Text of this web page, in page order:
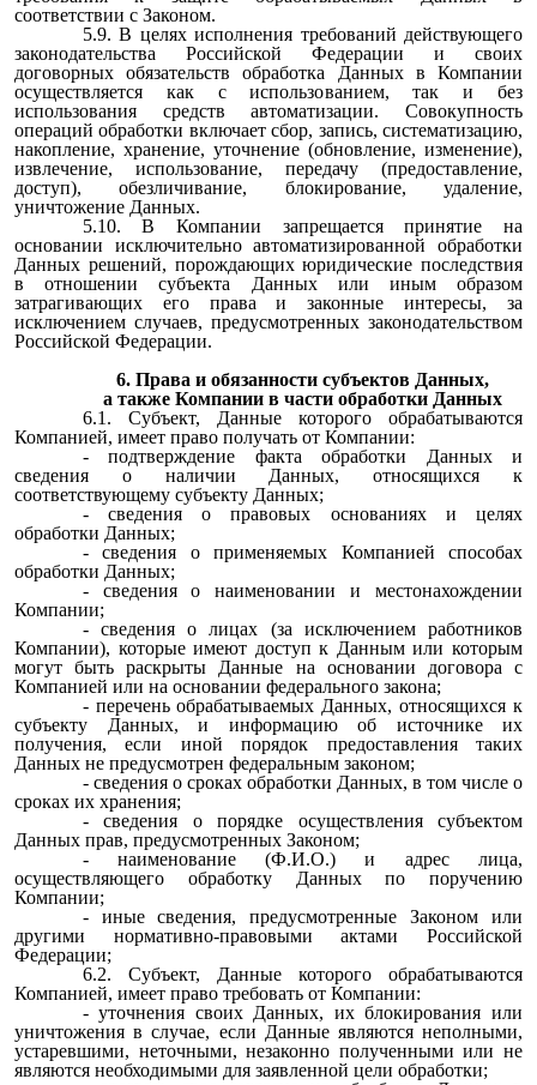
соответствии с Законом.
5.9. В целях исполнения требований действующего
законодательства Российской Федерации и своих
договорных обязательств обработка Данных в Компании
осуществляется как с использованием, так и без
использования средств автоматизации. Совокупность
операций обработки включает сбор, запись, систематизацию,
накопление, хранение, уточнение (обновление, изменение),
извлечение, использование, передачу (предоставление,
доступ), обезличивание, блокирование, удаление,
уничтожение Данных.
5.10. В Компании запрещается принятие на
основании исключительно автоматизированной обработки
Данных решений, порождающих юридические последствия
в отношении субъекта Данных или иным образом
затрагивающих его права и законные интересы, за
исключением случаев, предусмотренных законодательством
Российской Федерации.
6. Права и обязанности субъектов Данных,
а также Компании в части обработки Данных
6.1. Субъект, Данные которого обрабатываются
Компанией, имеет право получать от Компании:
- подтверждение факта обработки Данных и
сведения о наличии Данных, относящихся к
соответствующему субъекту Данных;
- сведения о правовых основаниях и целях
обработки Данных;
- сведения о применяемых Компанией способах
обработки Данных;
- сведения о наименовании и местонахождении
Компании;
- сведения о лицах (за исключением работников
Компании), которые имеют доступ к Данным или которым
могут быть раскрыты Данные на основании договора с
Компанией или на основании федерального закона;
- перечень обрабатываемых Данных, относящихся к
субъекту Данных, и информацию об источнике их
получения, если иной порядок предоставления таких
Данных не предусмотрен федеральным законом;
- сведения о сроках обработки Данных, в том числе о
сроках их хранения;
- сведения о порядке осуществления субъектом
Данных прав, предусмотренных Законом;
- наименование (Ф.И.О.) и адрес лица,
осуществляющего обработку Данных по поручению
Компании;
- иные сведения, предусмотренные Законом или
другими нормативно-правовыми актами Российской
Федерации;
6.2. Субъект, Данные которого обрабатываются
Компанией, имеет право требовать от Компании:
- уточнения своих Данных, их блокирования или
уничтожения в случае, если Данные являются неполными,
устаревшими, неточными, незаконно полученными или не
являются необходимыми для заявленной цели обработки;